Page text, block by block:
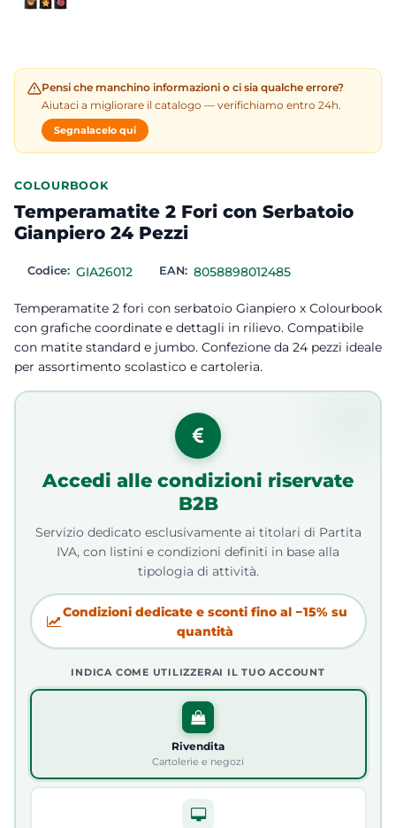
Pensi che manchino informazioni o ci sia qualche errore?
Aiutaci a migliorare il catalogo — verifichiamo entro 24h.
Segnalacelo qui
COLOURBOOK
Temperamatite 2 Fori con Serbatoio
Gianpiero 24 Pezzi
Codice: GIA26012 EAN: 8058898012485
Temperamatite 2 fori con serbatoio Gianpiero x Colourbook
con grafiche coordinate e dettagli in rilievo. Compatibile
con matite standard e jumbo. Confezione da 24 pezzi ideale
per assortimento scolastico e cartoleria.
Accedi alle condizioni riservate
B2B
Servizio dedicato esclusivamente ai titolari di Partita
IVA, con listini e condizioni definiti in base alla
tipologia di attività.
Condizioni dedicate e sconti fino al −15% su
quantità
INDICA COME UTILIZZERAI IL TUO ACCOUNT
Rivendita
Cartolerie e negozi